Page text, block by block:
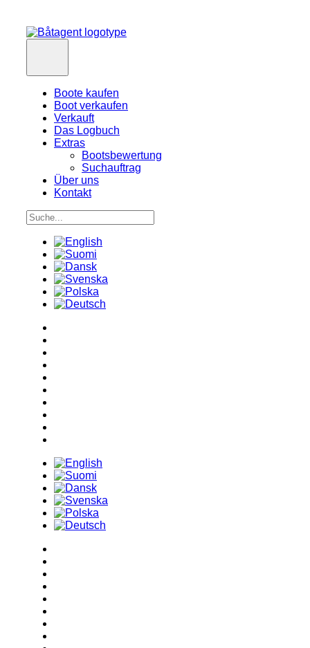
Boote kaufen
Boot verkaufen
Verkauft
Das Logbuch
Extras
Bootsbewertung
Suchauftrag
Über uns
Kontakt